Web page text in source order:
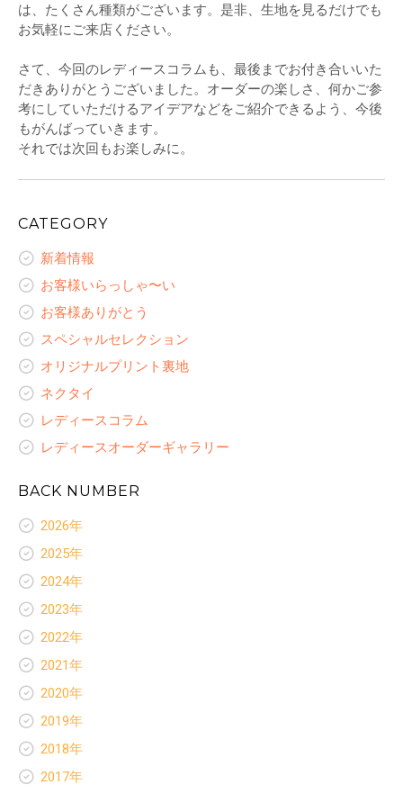
は、たくさん種類がございます。是非、生地を見るだけでも
お気軽にご来店ください。
さて、今回のレディースコラムも、最後までお付き合いいた
だきありがとうございました。オーダーの楽しさ、何かご参
考にしていただけるアイデアなどをご紹介できるよう、今後
もがんばっていきます。
それでは次回もお楽しみに。
CATEGORY
新着情報
お客様いらっしゃ〜い
お客様ありがとう
スペシャルセレクション
オリジナルプリント裏地
ネクタイ
レディースコラム
レディースオーダーギャラリー
BACK NUMBER
2026年
新着情報
お客様ありがとう
スペシャルセレクション
ネクタイ
2025年
新着情報
お客様ありがとう
スペシャルセレクション
ネクタイ
レディースオーダーギャラリー
2024年
新着情報
お客様ありがとう
スペシャルセレクション
オリジナルプリント裏地
レディースコラム
レディースオーダーギャラリー
2023年
新着情報
お客様ありがとう
スペシャルセレクション
オリジナルプリント裏地
レディースコラム
レディースオーダーギャラリー
2022年
新着情報
お客様ありがとう
スペシャルセレクション
オリジナルプリント裏地
レディースコラム
2021年
新着情報
お客様ありがとう
スペシャルセレクション
オリジナルプリント裏地
2020年
新着情報
お客様ありがとう
スペシャルセレクション
2019年
新着情報
お客様ありがとう
2018年
新着情報
2017年